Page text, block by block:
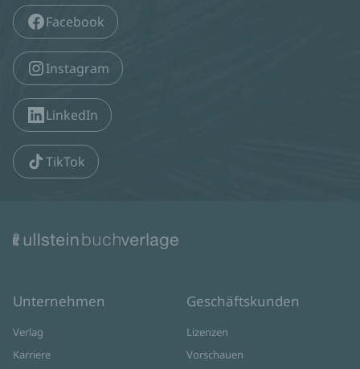
Facebook
Instagram
LinkedIn
TikTok
Unternehmen
Verlag
Karriere
Geschäftskunden
Lizenzen
Vorschauen